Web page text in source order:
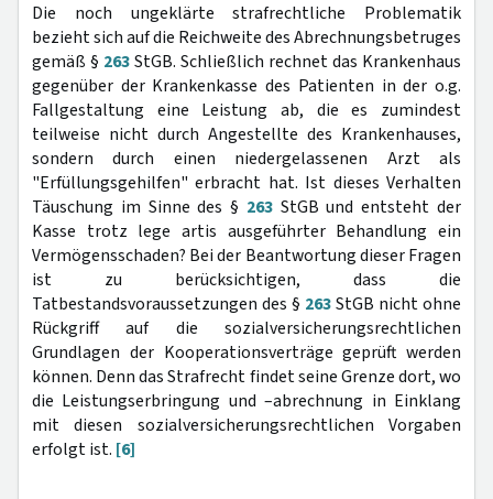
Die noch ungeklärte strafrechtliche Problematik
bezieht sich auf die Reichweite des Abrechnungsbetruges
gemäß § 263StGB. Schließlich rechnet das Krankenhaus
gegenüber der Krankenkasse des Patienten in der o.g.
Fallgestaltung eine Leistung ab, die es zumindest
teilweise nicht durch Angestellte des Krankenhauses,
sondern durch einen niedergelassenen Arzt als
"Erfüllungsgehilfen" erbracht hat. Ist dieses Verhalten
Täuschung im Sinne des § 263StGB und entsteht der
Kasse trotz lege artis ausgeführter Behandlung ein
Vermögensschaden? Bei der Beantwortung dieser Fragen
ist zu berücksichtigen, dass die
Tatbestandsvoraussetzungen des § 263StGB nicht ohne
Rückgriff auf die sozialversicherungsrechtlichen
Grundlagen der Kooperationsverträge geprüft werden
können. Denn das Strafrecht findet seine Grenze dort, wo
die Leistungserbringung und –abrechnung in Einklang
mit diesen sozialversicherungsrechtlichen Vorgaben
erfolgt ist. [6]